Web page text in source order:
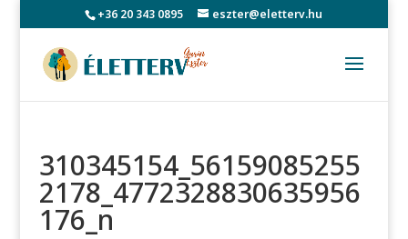
+36 20 343 0895 eszter@eletterv.hu
310345154_56159085255
2178_4772328830635956
176_n